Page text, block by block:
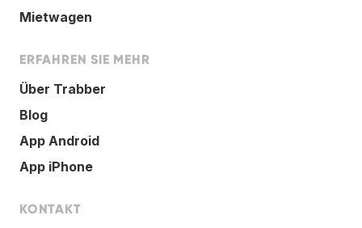
Mietwagen
ERFAHREN SIE MEHR
Über Trabber
Blog
App Android
App iPhone
KONTAKT